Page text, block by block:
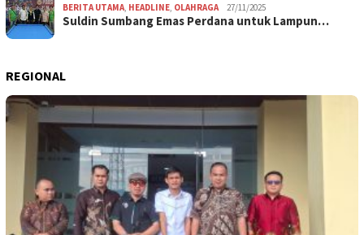
BERITA UTAMA HEADLINE OLAHRAGA 27/11/2025
Suldin Sumbang Emas Perdana untuk Lampun…
REGIONAL